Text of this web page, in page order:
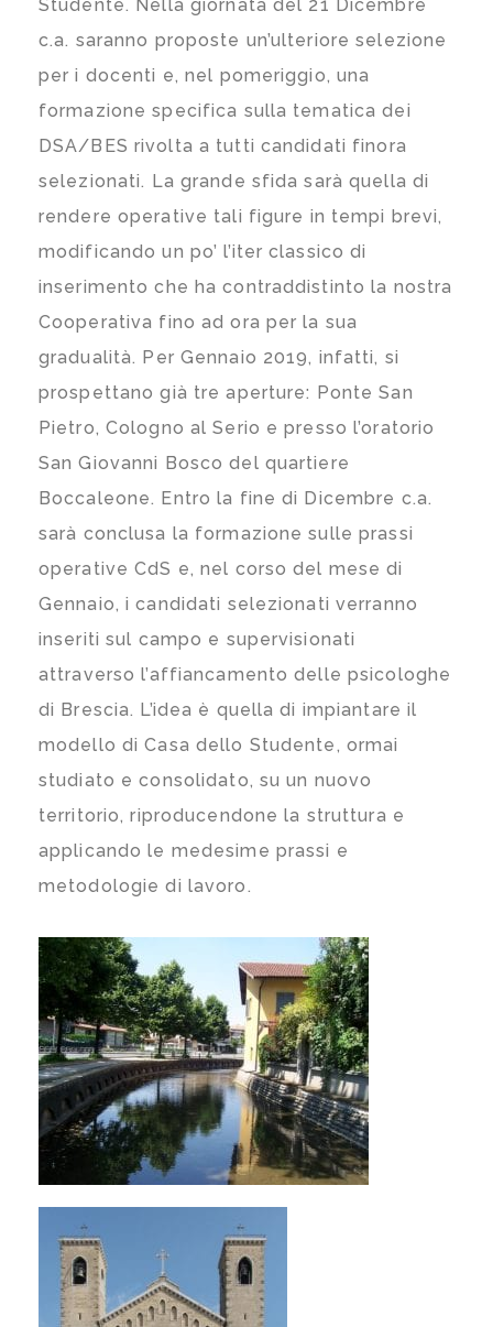
Studente. Nella giornata del 21 Dicembre
c.a. saranno proposte un’ulteriore selezione
per i docenti e, nel pomeriggio, una
formazione specifica sulla tematica dei
DSA/BES rivolta a tutti candidati finora
selezionati. La grande sfida sarà quella di
rendere operative tali figure in tempi brevi,
modificando un po’ l’iter classico di
inserimento che ha contraddistinto la nostra
Cooperativa fino ad ora per la sua
gradualità. Per Gennaio 2019, infatti, si
prospettano già tre aperture: Ponte San
Pietro, Cologno al Serio e presso l’oratorio
San Giovanni Bosco del quartiere
Boccaleone. Entro la fine di Dicembre c.a.
sarà conclusa la formazione sulle prassi
operative CdS e, nel corso del mese di
Gennaio, i candidati selezionati verranno
inseriti sul campo e supervisionati
attraverso l’affiancamento delle psicologhe
di Brescia. L’idea è quella di impiantare il
modello di Casa dello Studente, ormai
studiato e consolidato, su un nuovo
territorio, riproducendone la struttura e
applicando le medesime prassi e
metodologie di lavoro.